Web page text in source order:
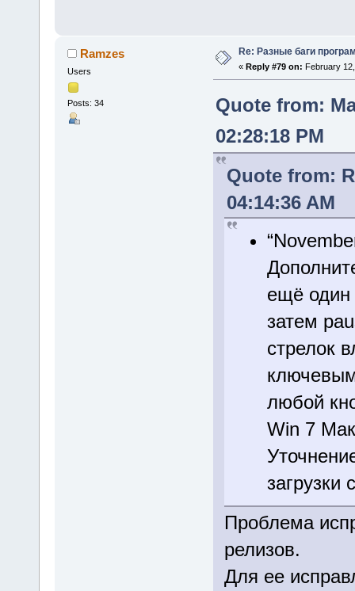
Ramzes
Users
Posts: 34
Re: Разные баги
« Reply #79 on: February
Quote from:
02:28:18 PM
Quote from:
04:14:36 AM
ещё один
затем
стрелок
любой
Win 7
загрузки
Проблема
релизов.
Для ее